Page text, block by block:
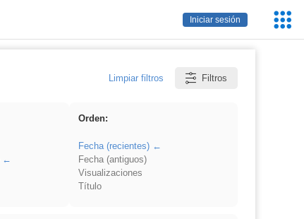
Iniciar sesión
Limpiar filtros Filtros
Orden:
Fecha (recientes)
Fecha (antiguos)
Visualizaciones
Título